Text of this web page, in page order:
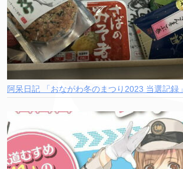
阿呆日記 「おながわ冬のまつり2023 当選記録」